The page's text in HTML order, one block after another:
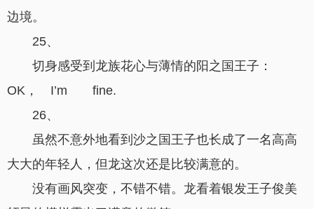
边境。
25、
切身感受到龙族花心与薄情的阳之国王子：
OK， I’m fine.
26、
虽然不意外地看到沙之国王子也长成了一名高高
大大的年轻人，但龙这次还是比较满意的。
没有画风突变，不错不错。龙看着银发王子俊美